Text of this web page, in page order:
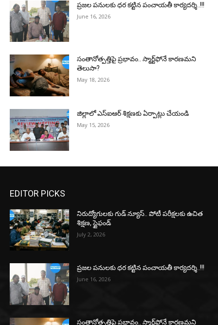
ప్రజల పనులకు ధర కట్టిన పంచాయతీ కార్యదర్శి..!!!
June 16, 2026
సంతానోత్పత్తిపై ప్రభావం.. స్మార్ట్‌ఫోనే కారణమని
తెలుసా?
May 18, 2026
జిల్లాలో ఎస్ఐఆర్ శిక్షణకు ఏర్పాట్లు చేయండి
May 15, 2026
EDITOR PICKS
నిరుద్యోగులకు గుడ్ న్యూస్.. పోటీ పరీక్షలకు ఉచిత
శిక్షణ, స్టైఫండ్
July 2, 2026
ప్రజల పనులకు ధర కట్టిన పంచాయతీ కార్యదర్శి..!!!
June 16, 2026
సంతానోత్పత్తిపై ప్రభావం.. స్మార్ట్‌ఫోనే కారణమని